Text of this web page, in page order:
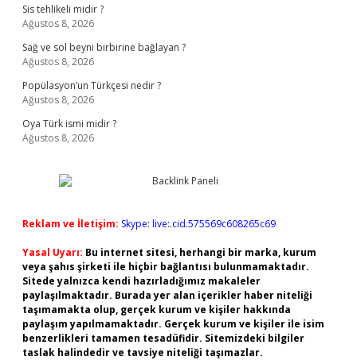
Sis tehlikeli midir ?
Ağustos 8, 2026
Sağ ve sol beyni birbirine bağlayan ?
Ağustos 8, 2026
Popülasyon’un Türkçesi nedir ?
Ağustos 8, 2026
Oya Türk ismi midir ?
Ağustos 8, 2026
Reklam ve İletişim: Skype: live:.cid.575569c608265c69
Yasal Uyarı: Bu internet sitesi, herhangi bir marka, kurum
veya şahıs şirketi ile hiçbir bağlantısı bulunmamaktadır.
Sitede yalnızca kendi hazırladığımız makaleler
paylaşılmaktadır. Burada yer alan içerikler haber niteliği
taşımamakta olup, gerçek kurum ve kişiler hakkında
paylaşım yapılmamaktadır. Gerçek kurum ve kişiler ile isim
benzerlikleri tamamen tesadüfidir. Sitemizdeki bilgiler
taslak halindedir ve tavsiye niteliği taşımazlar.